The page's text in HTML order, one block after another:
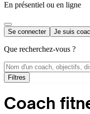
En présentiel ou en ligne
Se connecter Je suis
Que recherchez-vous ?
Filtres
Coach